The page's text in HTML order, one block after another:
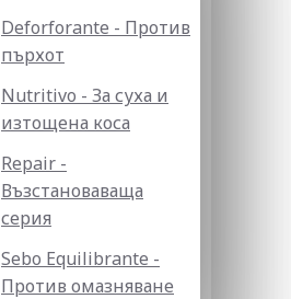
Deforforante - Против
пърхот
Nutritivo - За суха и
изтощена коса
Repair -
Възстановаваща
серия
Sebo Equilibrante -
Против омазняване